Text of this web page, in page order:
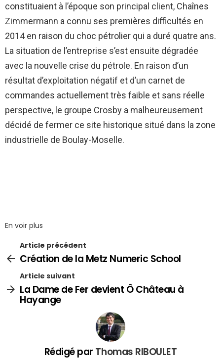
constituaient à l’époque son principal client, Chaînes
Zimmermann a connu ses premières difficultés en
2014 en raison du choc pétrolier qui a duré quatre ans.
La situation de l’entreprise s’est ensuite dégradée
avec la nouvelle crise du pétrole. En raison d’un
résultat d’exploitation négatif et d’un carnet de
commandes actuellement très faible et sans réelle
perspective, le groupe Crosby a malheureusement
décidé de fermer ce site historique situé dans la zone
industrielle de Boulay-Moselle.
En voir plus
Article précédent
Création de la Metz Numeric School
Article suivant
La Dame de Fer devient Ô Château à
Hayange
Rédigé par Thomas RIBOULET